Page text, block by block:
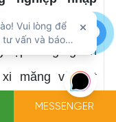
bảo là mối
trong ngành
măng và dệt
nguyên liệu
MESSENGER